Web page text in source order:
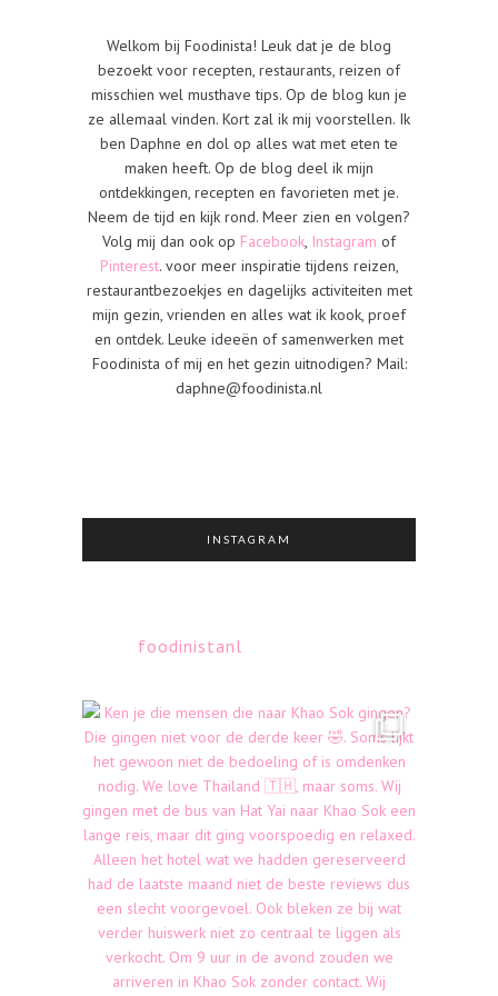
Welkom bij Foodinista! Leuk dat je de blog
bezoekt voor recepten, restaurants, reizen of
misschien wel musthave tips. Op de blog kun je
ze allemaal vinden. Kort zal ik mij voorstellen. Ik
ben Daphne en dol op alles wat met eten te
maken heeft. Op de blog deel ik mijn
ontdekkingen, recepten en favorieten met je.
Neem de tijd en kijk rond. Meer zien en volgen?
Volg mij dan ook op Facebook, Instagram of
Pinterest. voor meer inspiratie tijdens reizen,
restaurantbezoekjes en dagelijks activiteiten met
mijn gezin, vrienden en alles wat ik kook, proef
en ontdek. Leuke ideeën of samenwerken met
Foodinista of mij en het gezin uitnodigen? Mail:
daphne@foodinista.nl
INSTAGRAM
foodinistanl